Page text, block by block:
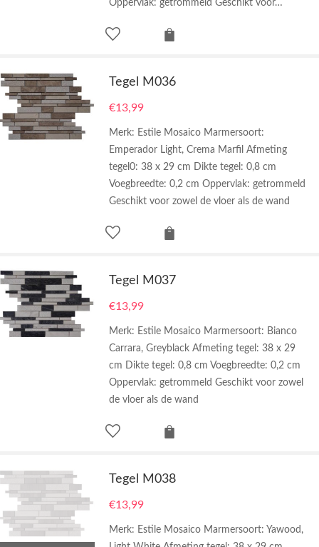
Oppervlak: getrommeld Geschikt voor…
Tegel M036
€13,99
Merk: Estile Mosaico Marmersoort:
Emperador Light, Crema Marfil Afmeting
tegel0: 38 x 29 cm Dikte tegel: 0,8 cm
Voegbreedte: 0,2 cm Oppervlak: getrommeld
Geschikt voor zowel de vloer als de wand
Tegel M037
€13,99
Merk: Estile Mosaico Marmersoort: Bianco
Carrara, Greyblack Afmeting tegel: 38 x 29
cm Dikte tegel: 0,8 cm Voegbreedte: 0,2 cm
Oppervlak: getrommeld Geschikt voor zowel
de vloer als de wand
Tegel M038
€13,99
Merk: Estile Mosaico Marmersoort: Yawood,